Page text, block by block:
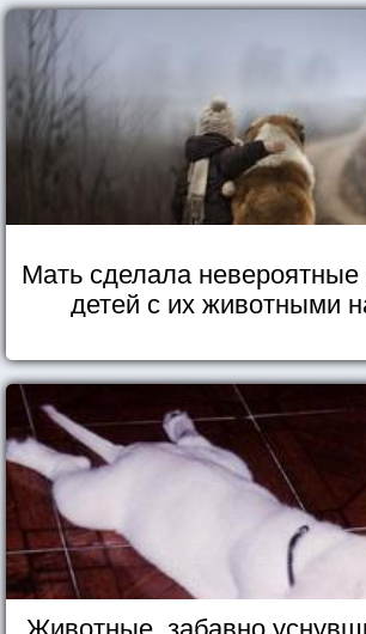
Мать сделала невероятные
детей с их животными